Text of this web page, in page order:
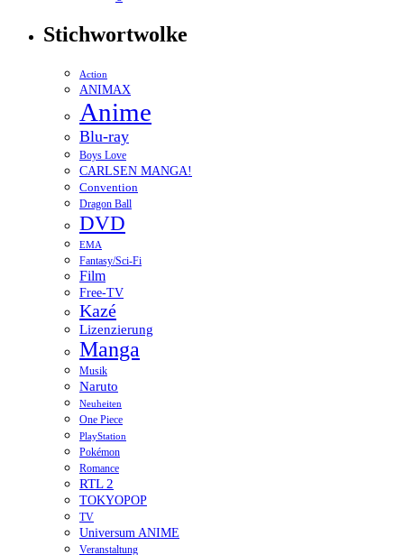
Stichwortwolke
Action
ANIMAX
Anime
Blu-ray
Boys Love
CARLSEN MANGA!
Convention
Dragon Ball
DVD
EMA
Fantasy/Sci-Fi
Film
Free-TV
Kazé
Lizenzierung
Manga
Musik
Naruto
Neuheiten
One Piece
PlayStation
Pokémon
Romance
RTL 2
TOKYOPOP
TV
Universum ANIME
Veranstaltung